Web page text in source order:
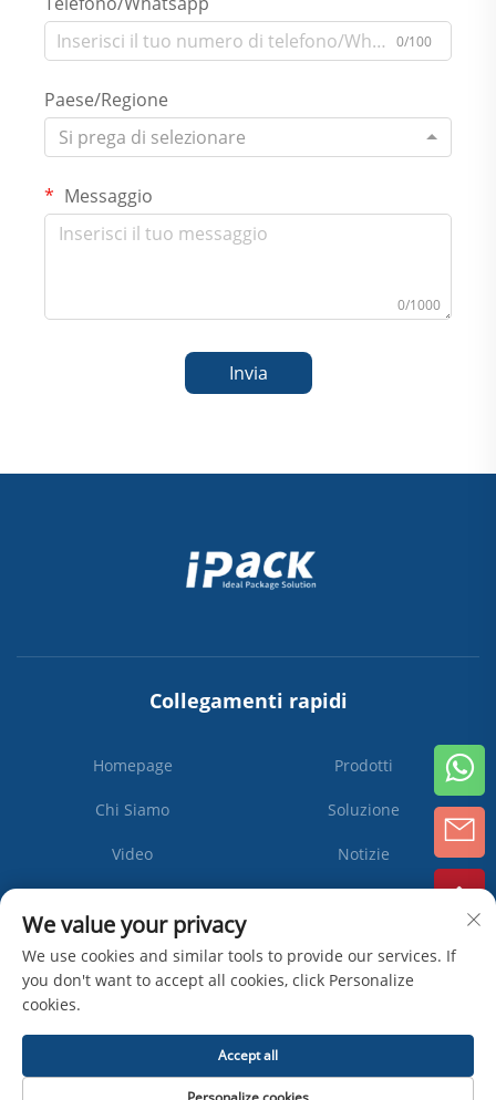
0/100
Paese/Regione
Si prega di selezionare
Messaggio
0/1000
Invia
Collegamenti rapidi
Homepage Prodotti
Chi Siamo Soluzione
Video Notizie
Diritti d'autore © Zhangjiagang Ipack Machine Co., Ltd -
Informativa sulla
We value your privacy
We use cookies and similar tools to provide our services. If
you don't want to accept all cookies, click Personalize
cookies.
Accept all